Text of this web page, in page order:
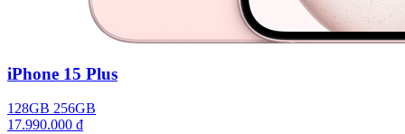
iPhone 15 Plus
128GB 256GB
17.990.000 đ